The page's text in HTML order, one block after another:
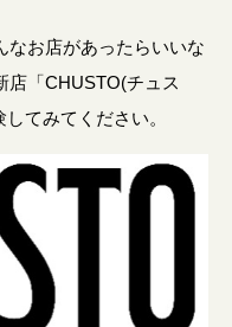
なお店があったらいいな
店「CHUSTO(チュス
てみてください。